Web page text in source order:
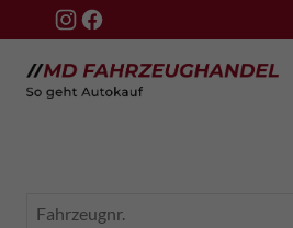
Fahrzeugnr.